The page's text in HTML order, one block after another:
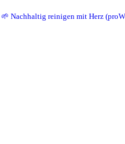
🌱 Nachhaltig reinigen mit Herz